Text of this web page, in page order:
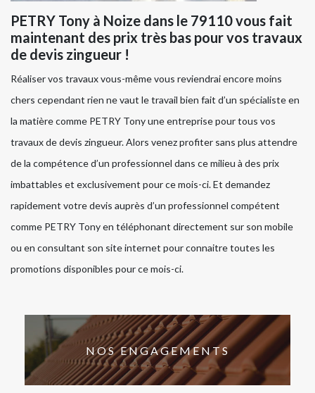
PETRY Tony à Noize dans le 79110 vous fait
maintenant des prix très bas pour vos travaux
de devis zingueur !
Réaliser vos travaux vous-même vous reviendrai encore moins
chers cependant rien ne vaut le travail bien fait d’un spécialiste en
la matière comme PETRY Tony une entreprise pour tous vos
travaux de devis zingueur. Alors venez profiter sans plus attendre
de la compétence d’un professionnel dans ce milieu à des prix
imbattables et exclusivement pour ce mois-ci. Et demandez
rapidement votre devis auprès d’un professionnel compétent
comme PETRY Tony en téléphonant directement sur son mobile
ou en consultant son site internet pour connaitre toutes les
promotions disponibles pour ce mois-ci.
NOS ENGAGEMENTS